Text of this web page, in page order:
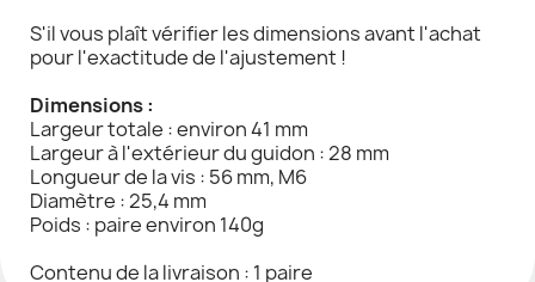
S'il vous plaît vérifier les dimensions avant l'achat
pour l'exactitude de l'ajustement !
Dimensions :
Largeur totale : environ 41 mm
Largeur à l'extérieur du guidon : 28 mm
Longueur de la vis : 56 mm, M6
Diamètre : 25,4 mm
Poids : paire environ 140g
Contenu de la livraison : 1 paire